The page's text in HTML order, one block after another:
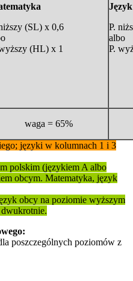
(SL) x 0,6
(HL) x 1
P.
albo
P.
waga = 65%
języki w kolumnach 1 i 3
polskim (językiem A albo
obcym. Matematyka, język
obcy na poziomie wyższym
poszczególnych poziomów z